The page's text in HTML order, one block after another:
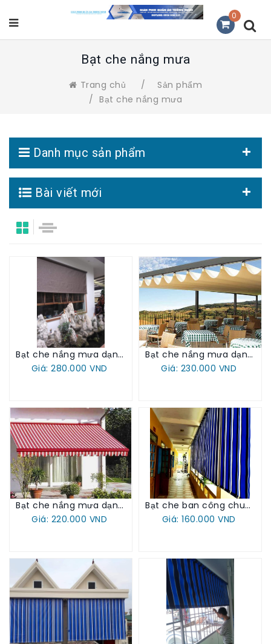
0
Bạt che nắng mưa
Trang chủ /
Sản phẩm
/ Bạt che nắng mưa
Danh mục sản phẩm
Bài viết mới
Bạt che nắng mưa dạng hệ bạt lưới
Giá: 280.000 VND
Bạt che nắng mưa dạng xếp lớp
Giá: 230.000 VND
Bạt che nắng mưa dạng mái hiên
Giá: 220.000 VND
Bạt che ban công chung cư mẫu 2025
Giá: 160.000 VND